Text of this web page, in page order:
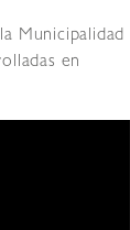
Municipalidad
en